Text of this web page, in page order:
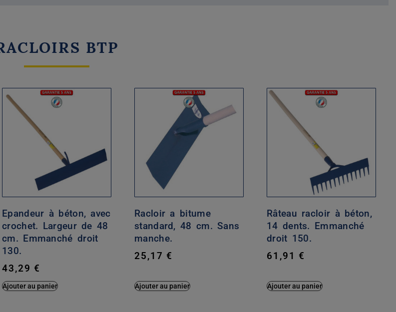
BTP
Epandeur à béton, avec
crochet. Largeur de 48
cm. Emmanché droit
130.
43,29 €
Ajouter au panier
Racloir a bitume
standard, 48 cm. Sans
manche.
25,17 €
Ajouter au panier
Râteau racloir à béton,
14 dents. Emmanché
droit 150.
61,91 €
Ajouter au panier